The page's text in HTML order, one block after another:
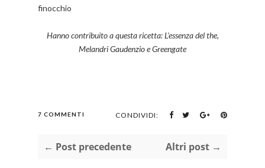
finocchio
Hanno contribuito a questa ricetta: L'essenza del the,
Melandri Gaudenzio e Greengate
7 COMMENTI CONDIVIDI:
← Post precedente Altri post →